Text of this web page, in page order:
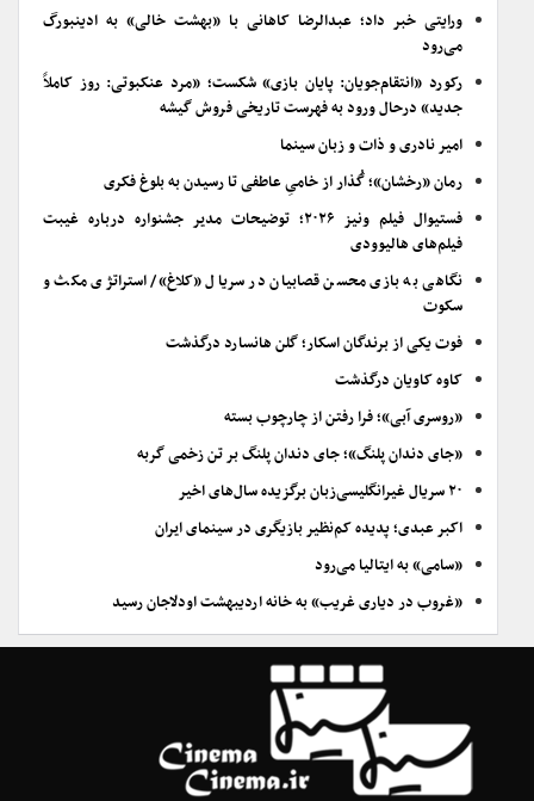
ورایتی خبر داد؛ عبدالرضا کاهانی با «بهشت خالی» به ادینبورگ
می‌رود
رکورد «انتقام‌جویان: پایان بازی» شکست؛ «مرد عنکبوتی: روز کاملاً
جدید» درحال ورود به فهرست تاریخی فروش گیشه
امیر نادری و ذات و زبان سینما
رمان «رخشان»؛ گُذار از خامیِ عاطفی تا رسیدن به بلوغ فکری
فستیوال فیلم ونیز ۲۰۲۶؛ توضیحات مدیر جشنواره درباره غیبت
فیلم‌های هالیوودی
نگاهی به بازی محسن قصابیان در سریال «کلاغ»/ استراتژی مکث و
سکوت
فوت یکی از برندگان اسکار؛ گلن هانسارد درگذشت
کاوه کاویان درگذشت
«روسری آبی»؛ فرا رفتن از چارچوب بسته
«جای دندان پلنگ»؛ جای دندان پلنگ بر تن زخمی گربه
۲۰ سریال غیرانگلیسی‌زبان برگزیده سال‌های اخیر
اکبر عبدی؛ پدیده کم‌نظیر بازیگری در سینمای ایران
«سامی» به ایتالیا می‌رود
«غروب در دیاری غریب» به خانه اردیبهشت اودلاجان رسید